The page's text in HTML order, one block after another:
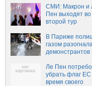
СМИ: Макрон и
Пен выходят во
второй тур
выборов во
В Париже
газом
демонстрантов
Ле Пен
убрать флаг ЕС
время своего